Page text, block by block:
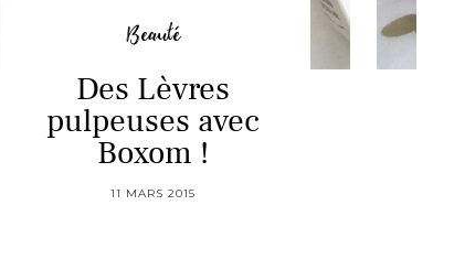
Beauté
Des Lèvres
pulpeuses avec
Boxom !
11 MARS 2015